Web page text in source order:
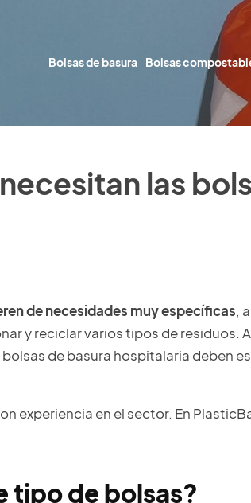
Bolsas de basura Bolsas
las
de necesidades muy específicas,
y reciclar varios tipos de residuos.
de basura hospitalaria deben
experiencia en el sector. En
tipo de bolsas?